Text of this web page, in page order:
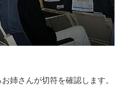
姉さんが切符を確認します。